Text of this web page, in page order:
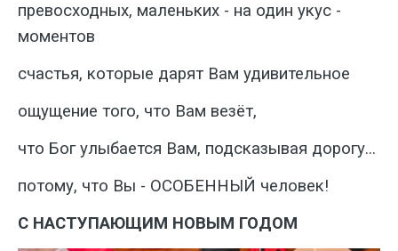
превосходных, маленьких - на один укус -
моментов
счастья, которые дарят Вам удивительное
ощущение того, что Вам везёт,
что Бог улыбается Вам, подсказывая дорогу...
потому, что Вы - ОСОБЕННЫЙ человек!
С НАСТУПАЮЩИМ НОВЫМ ГОДОМ